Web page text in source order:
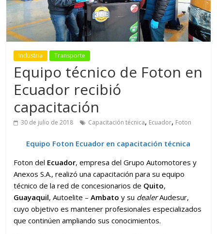
Industria Transporte
Equipo técnico de Foton en
Ecuador recibió
capacitación
30 de julio de 2018 Capacitación técnica, Ecuador, Foton
Equipo Foton Ecuador en capacitación técnica
Foton del Ecuador, empresa del Grupo Automotores y
Anexos S.A., realizó una capacitación para su equipo
técnico de la red de concesionarios de Quito,
Guayaquil, Autoelite –Ambato y su dealerAudesur,
cuyo objetivo es mantener profesionales especializados
que continúen ampliando sus conocimientos.